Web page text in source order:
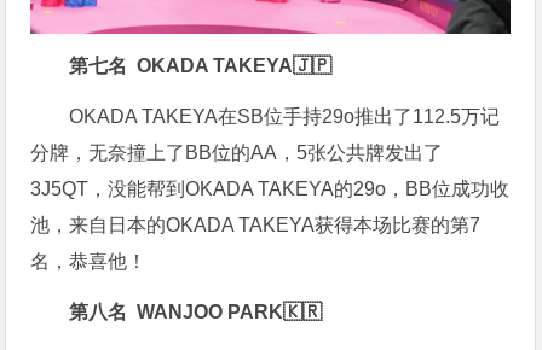
第七名 OKADA TAKEYA🇯🇵
OKADA TAKEYA在SB位手持29o推出了112.5万记
分牌，无奈撞上了BB位的AA，5张公共牌发出了
3J5QT，没能帮到OKADA TAKEYA的29o，BB位成功收
池，来自日本的OKADA TAKEYA获得本场比赛的第7
名，恭喜他！
第八名 WANJOO PARK🇰🇷